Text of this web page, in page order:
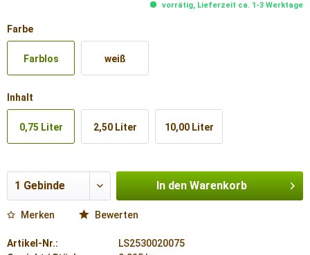
vorrätig, Lieferzeit ca. 1-3 Werktage
Farbe
Farblos weiß
Inhalt
0,75 Liter 2,50 Liter 10,00 Liter
In den Warenkorb
Merken Bewerten
Artikel-Nr.:
LS2530020075